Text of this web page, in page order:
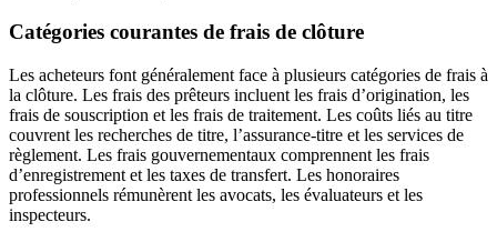
Catégories courantes de frais de clôture
Les acheteurs font généralement face à plusieurs catégories de frais à
la clôture. Les frais des prêteurs incluent les frais d’origination, les
frais de souscription et les frais de traitement. Les coûts liés au titre
couvrent les recherches de titre, l’assurance-titre et les services de
règlement. Les frais gouvernementaux comprennent les frais
d’enregistrement et les taxes de transfert. Les honoraires
professionnels rémunèrent les avocats, les évaluateurs et les
inspecteurs.